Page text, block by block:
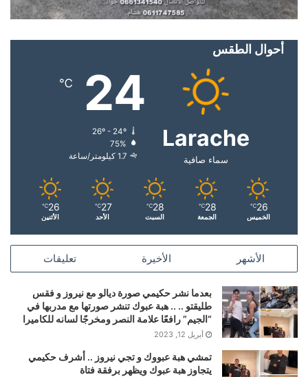
أحوال الطقس
Larache
سماء صافية
24
℃
26º - 24º
75%
1.7 كيلومتر/ساعة
26
℃
الخميس
28
℃
الجمعة
28
℃
السبت
27
℃
الأحد
26
℃
الأثنين
الأشهر الأخيرة تعليقات
بعدما نشر حكيمي صورة ديالو مع نيروز و فقس
طليقتو .. .. هبة عبوك تنشر صورتها مع مدربها في
“الجيم” رافعًا علامة النصر ومخرجًا لسانه للكاميرا
أبريل 12, 2023
تمشي هبة عبووك و تجي نيروز .. أشرف حكيمي
يتجاوز هبة عبوك ويظهر برفقة فتاة